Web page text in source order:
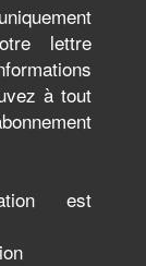
lettre
à tout
est